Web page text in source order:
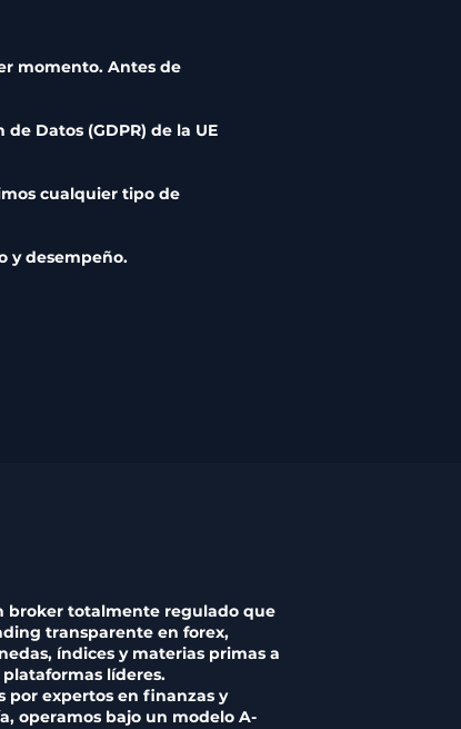
momento. Antes de
Datos (GDPR) de la UE
cualquier tipo de
y desempeño.
broker totalmente regulado que
transparente en forex,
índices y materias primas a
líderes.
por expertos en finanzas y
operamos bajo un modelo A-